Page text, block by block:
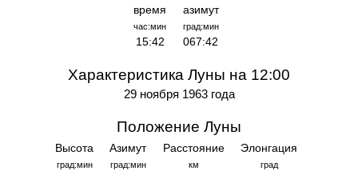
время
час:мин
15:42
азимут
град:мин
067:42
Характеристика Луны на 12:00
29 ноября 1963 года
Положение Луны
Высота
град:мин
Азимут
град:мин
Расстояние
км
Элонгация
град